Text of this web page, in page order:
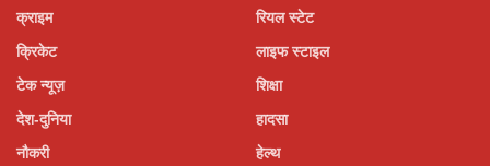
क्राइम
क्रिकेट
टेक न्यूज़
देश-दुनिया
नौकरी
रियल स्टेट
लाइफ स्टाइल
शिक्षा
हादसा
हेल्थ